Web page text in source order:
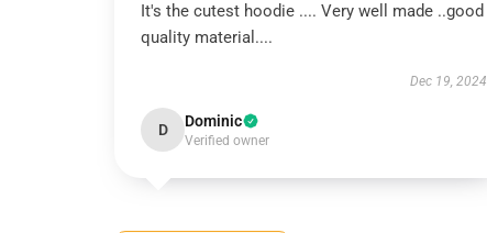
It's the cutest hoodie .... Very well made ..good
quality material....
Dec 19, 2024
D Dominic
Verified owner